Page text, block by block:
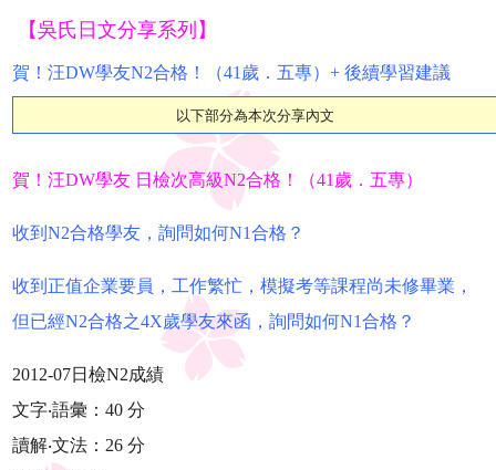
【吳氏日文分享系列】
賀！汪DW學友N2合格！（41歲．五專）+ 後續學習建議
以下部分為本次分享內文
賀！汪DW學友 日檢次高級N2合格！（41歲．五專）
收到N2合格學友，詢問如何N1合格？
收到正值企業要員，工作繁忙，模擬考等課程尚未修畢業，
但已經N2合格之4X歲學友來函，詢問如何N1合格？
2012-07日檢N2成績
文字‧語彙：40 分
讀解‧文法：26 分